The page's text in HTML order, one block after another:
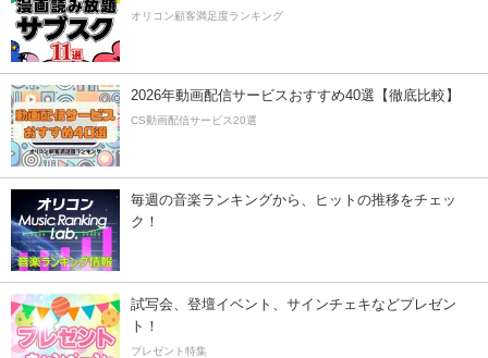
オリコン顧客満足度ランキング
2026年動画配信サービスおすすめ40選【徹底比較】
CS動画配信サービス20選
毎週の音楽ランキングから、ヒットの推移をチェッ
ク！
試写会、登壇イベント、サインチェキなどプレゼン
ト！
プレゼント特集